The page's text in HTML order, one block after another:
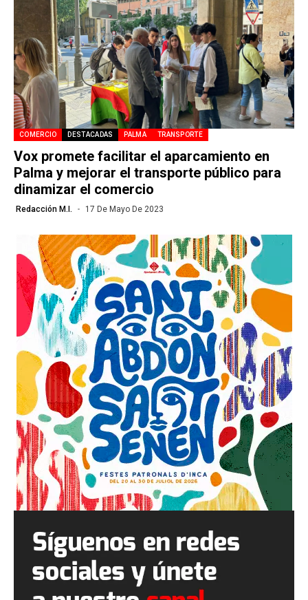
COMERCIO DESTACADAS PALMA TRANSPORTE
Vox promete facilitar el aparcamiento en
Palma y mejorar el transporte público para
dinamizar el comercio
Redacción M.I. 17 De Mayo De 2023